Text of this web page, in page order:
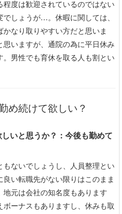
程度は歓迎されているのではない
しょうが…。休暇に関しては、
なり取りやすい方だと思いま
いますが、通院の為に平日休み
。男性でも育休を取る人も割とい
め続けて欲しい？
いと思うか？：今後も勤めて
もないでしょうし、人員整理とい
い転職先がない限りはこのまま
元は会社の知名度もあります
ボーナスもありますし、休みも取